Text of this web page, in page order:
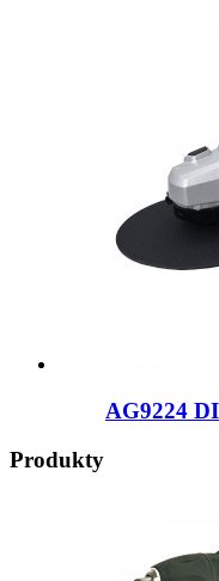
AG9224
Produkty